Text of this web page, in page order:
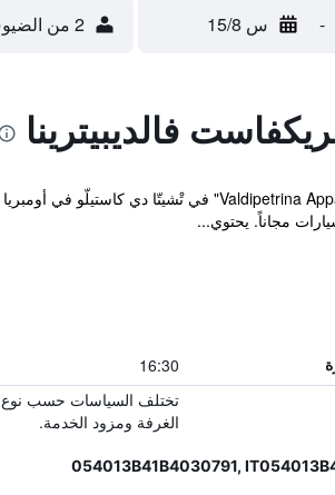
- س 15/8 2 من الضيوف، غرفة واحدة
فالديبيترينا
مجاناً. يحتوي...
16:30
تختلف السياسات حسب نوع
الغرفة ومزود الخدمة.